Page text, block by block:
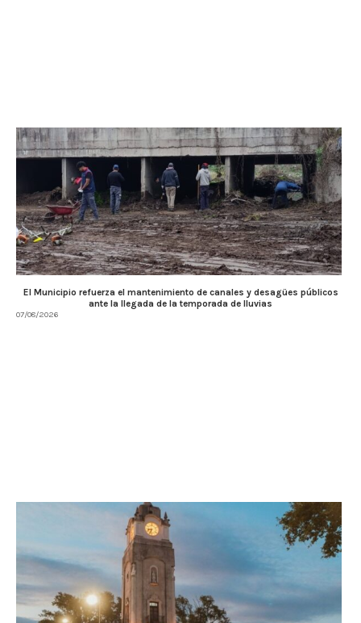
El Municipio refuerza el mantenimiento de canales y desagües públicos
ante la llegada de la temporada de lluvias
07/08/2026